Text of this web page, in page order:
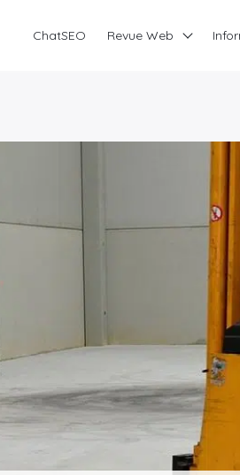
ChatSEO Revue Web